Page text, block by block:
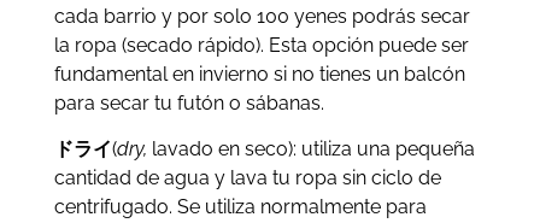
cada barrio y por solo 100 yenes podrás secar
la ropa (secado rápido). Esta opción puede ser
fundamental en invierno si no tienes un balcón
para secar tu futón o sábanas.
ドライ(dry, lavado en seco): utiliza una pequeña
cantidad de agua y lava tu ropa sin ciclo de
centrifugado. Se utiliza normalmente para